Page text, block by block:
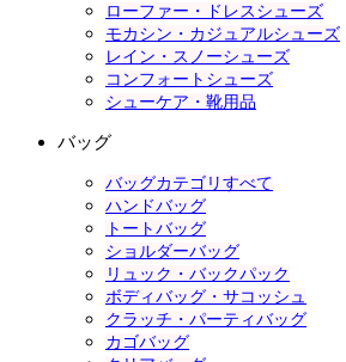
ローファー・ドレスシューズ
モカシン・カジュアルシューズ
レイン・スノーシューズ
コンフォートシューズ
シューケア・靴用品
バッグ
バッグカテゴリすべて
ハンドバッグ
トートバッグ
ショルダーバッグ
リュック・バックパック
ボディバッグ・サコッシュ
クラッチ・パーティバッグ
カゴバッグ